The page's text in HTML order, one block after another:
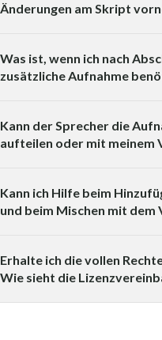
Änderungen am Skript
Was ist, wenn ich nach
zusätzliche Aufnahme
Kann der Sprecher die
aufteilen oder mit meinem
Kann ich Hilfe beim
und beim Mischen mit
Erhalte ich die vollen
Wie sieht die